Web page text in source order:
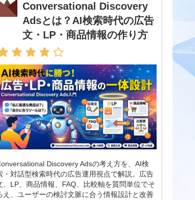
Conversational Discovery
Adsとは？AI検索時代の広告
文・LP・商品情報の作り方
Discovery Adsの考え方を、AI検
・対話型検索時代の広告運用視点で解説。広告
、LP、商品情報、FAQ、比較軸を質問単位でそ
え、ユーザーの検討文脈に合う情報設計と改善